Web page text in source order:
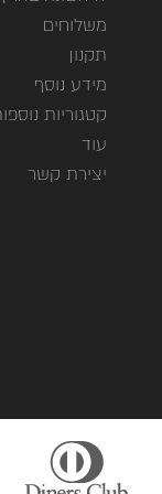
משלוחים
תקנון
מידע נוסף
קטגוריות
עוד
יצירת קשר